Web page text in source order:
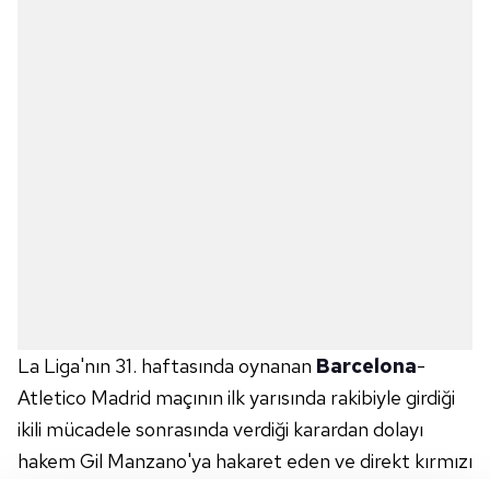
La Liga'nın 31. haftasında oynanan Barcelona-
Atletico Madrid maçının ilk yarısında rakibiyle girdiği
ikili mücadele sonrasında verdiği karardan dolayı
hakem Gil Manzano'ya hakaret eden ve direkt kırmızı